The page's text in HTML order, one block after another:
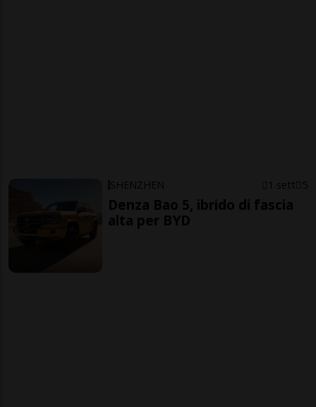
SHENZHEN 1 sett 5
Denza Bao 5, ibrido di fascia
alta per BYD